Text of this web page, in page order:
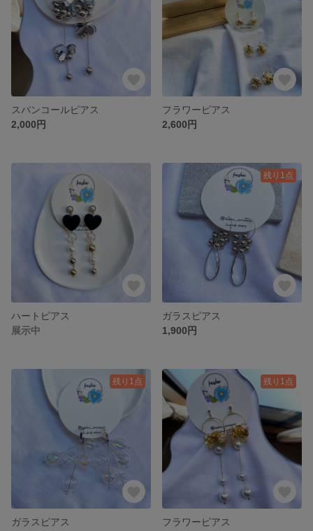
スパンコールピアス
2,000円
フラワーピアス
2,600円
ハートピアス
展示中
残り1点
ガラスピアス
1,900円
残り1点
ガラスピアス
残り1点
フラワーピアス